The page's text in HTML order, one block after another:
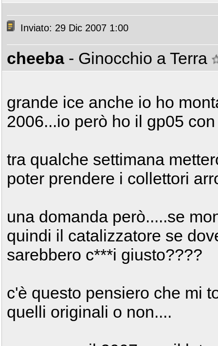
Inviato: 29 Dic 2007 1:00
cheeba - Ginocchio a Terra
grande ice anche io ho
2006...io però ho il gp05
tra qualche settimana
poter prendere i collettori
una domanda però.....se
quindi il catalizzatore se
sarebbero c***i giusto????
c'è questo pensiero che mi
quelli originali o non....